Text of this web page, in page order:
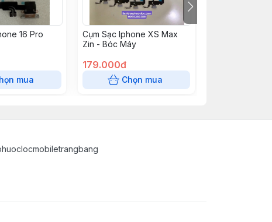
16 Pro
mua
Cụm Sạc Iphone XS Max
Zin - Bóc Máy
179.000đ
Chọn mua